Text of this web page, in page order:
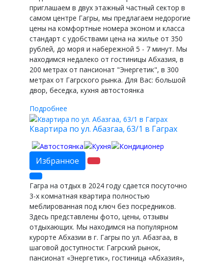
приглашаем в двух этажный частный сектор в
самом центре Гагры, мы предлагаем недорогие
цены на комфортные номера эконом и класса
стандарт с удобствами цена на жилье от 350
рублей, до моря и набережной 5 - 7 минут. Мы
находимся недалеко от гостиницы Абхазия, в
200 метрах от пансионат "Энергетик", в 300
метрах от Гагрского рынка. Для Вас: большой
двор, беседка, кухня автостоянка
Подробнее
Квартира по ул. Абазгаа, 63/1 в Гаграх
Избранное
Гагра на отдых в 2024 году сдается посуточно
3-х комнатная квартира полностью
меблированная под ключ без посредников.
Здесь представлены фото, цены, отзывы
отдыхающих. Мы находимся на популярном
курорте Абхазии в г. Гагры по ул. Абазгаа, в
шаговой доступности: Гагрский рынок,
пансионат «Энергетик», гостиница «Абхазия»,